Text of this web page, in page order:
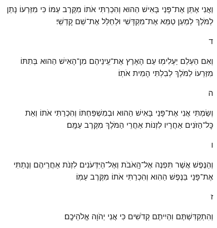
וַאֲנִי אֶתֵּן אֶת־פָּנַי בָּאִישׁ הַהוּא וְהִכְרַתִּי אֹתוֹ מִקֶּרֶב עַמּוֹ כִּי מִזַּרְעוֹ נָתַן
לַמֹּלֶךְ לְמַעַן טַמֵּא אֶת־מִקְדָּשִׁי וּלְחַלֵּל אֶת־שֵׁם קׇדְשִֽׁי׃
ד
וְאִם הַעְלֵם יַעְלִימֽוּ עַם הָאָרֶץ אֶת־עֵֽינֵיהֶם מִן־הָאִישׁ הַהוּא בְּתִתּוֹ
מִזַּרְעוֹ לַמֹּלֶךְ לְבִלְתִּי הָמִית אֹתֽוֹ׃
ה
וְשַׂמְתִּי אֲנִי אֶת־פָּנַי בָּאִישׁ הַהוּא וּבְמִשְׁפַּחְתּוֹ וְהִכְרַתִּי אֹתוֹ וְאֵת
כׇּל־הַזֹּנִים אַחֲרָיו לִזְנוֹת אַחֲרֵי הַמֹּלֶךְ מִקֶּרֶב עַמָּֽם׃
ו
וְהַנֶּפֶשׁ אֲשֶׁר תִּפְנֶה אֶל־הָֽאֹבֹת וְאֶל־הַיִּדְּעֹנִים לִזְנֹת אַחֲרֵיהֶם וְנָתַתִּי
אֶת־פָּנַי בַּנֶּפֶשׁ הַהִוא וְהִכְרַתִּי אֹתוֹ מִקֶּרֶב עַמּֽוֹ׃
ז
וְהִתְקַדִּשְׁתֶּם וִהְיִיתֶם קְדֹשִׁים כִּי אֲנִי יְהֹוָה אֱלֹהֵיכֶֽם׃